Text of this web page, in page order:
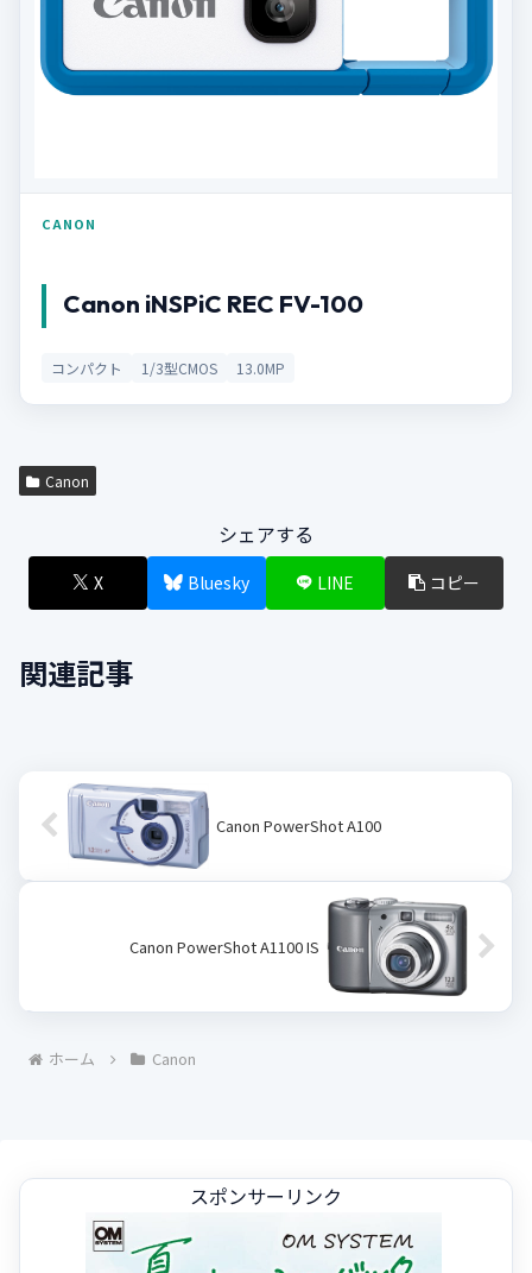
CANON
Canon iNSPiC REC FV-100
コンパクト 1/3型CMOS 13.0MP
Canon
シェアする
X Bluesky LINE コピー
関連記事
Canon PowerShot A100
Canon PowerShot A1100 IS
ホーム Canon
スポンサーリンク